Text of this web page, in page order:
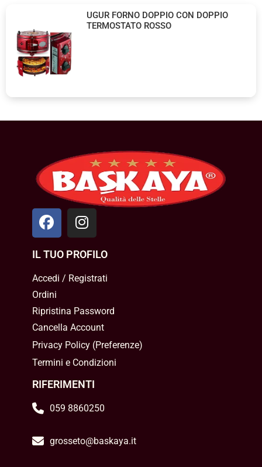
UGUR FORNO DOPPIO CON DOPPIO
TERMOSTATO ROSSO
IL TUO PROFILO
Accedi / Registrati
Ordini
Ripristina Password
Cancella Account
Privacy Policy(Preferenze)
Termini e Condizioni
RIFERIMENTI
059 8860250
grosseto@baskaya.it